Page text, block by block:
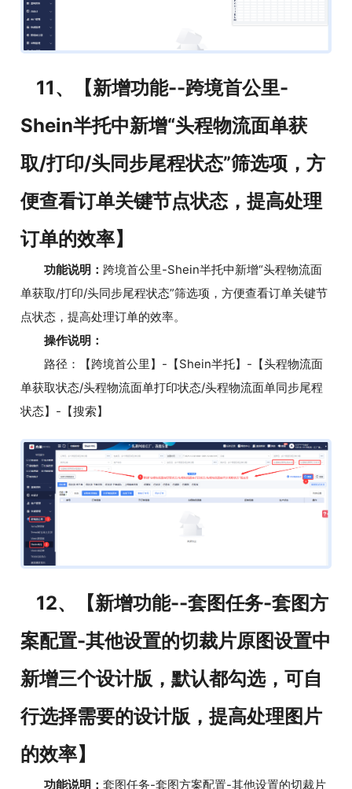
11、【新增功能--跨境首公里-
Shein半托中新增“头程物流面单获
取/打印/头同步尾程状态”筛选项，方
便查看订单关键节点状态，提高处理
订单的效率】
功能说明： 跨境首公里-Shein半托中新增“头程物流面
单获取/打印/头同步尾程状态”筛选项，方便查看订单关键节
点状态，提高处理订单的效率。
操作说明：
路径：【跨境首公里】-【Shein半托】-【头程物流面
单获取状态/头程物流面单打印状态/头程物流面单同步尾程
状态】-【搜索】
12、【新增功能--套图任务-套图方
案配置-其他设置的切裁片原图设置中
新增三个设计版，默认都勾选，可自
行选择需要的设计版，提高处理图片
的效率】
功能说明： 套图任务-套图方案配置-其他设置的切裁片